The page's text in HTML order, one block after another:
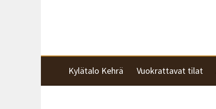
Kylätalo Kehrä Vuokrattavat tilat